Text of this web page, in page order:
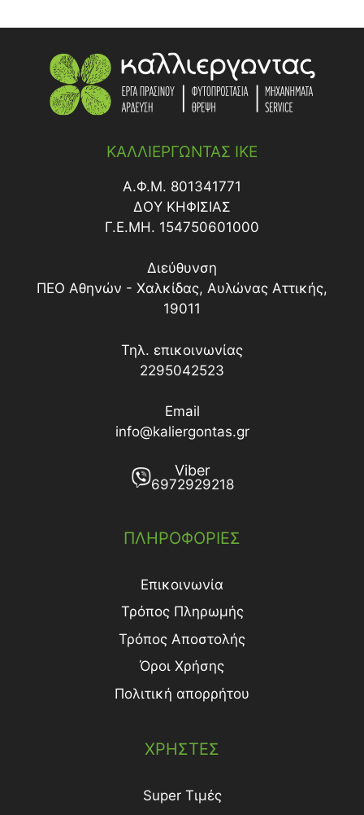
ΚΑΛΛΙΕΡΓΩΝΤΑΣ ΙΚΕ
Α.Φ.Μ. 801341771
ΔΟY ΚΗΦΙΣΙΑΣ
Γ.Ε.ΜΗ. 154750601000
Διεύθυνση
ΠΕΟ Αθηνών - Χαλκίδας, Αυλώνας Αττικής,
19011
Τηλ. επικοινωνίας
2295042523
Email
info@kaliergontas.gr
Viber
6972929218
ΠΛΗΡΟΦΟΡΙΕΣ
Επικοινωνία
Τρόπος Πληρωμής
Τρόπος Aποστολής
Όροι Χρήσης
Πολιτική απορρήτου
ΧΡΗΣΤΕΣ
Super Τιμές